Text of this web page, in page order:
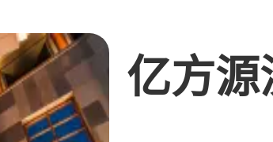
亿方源